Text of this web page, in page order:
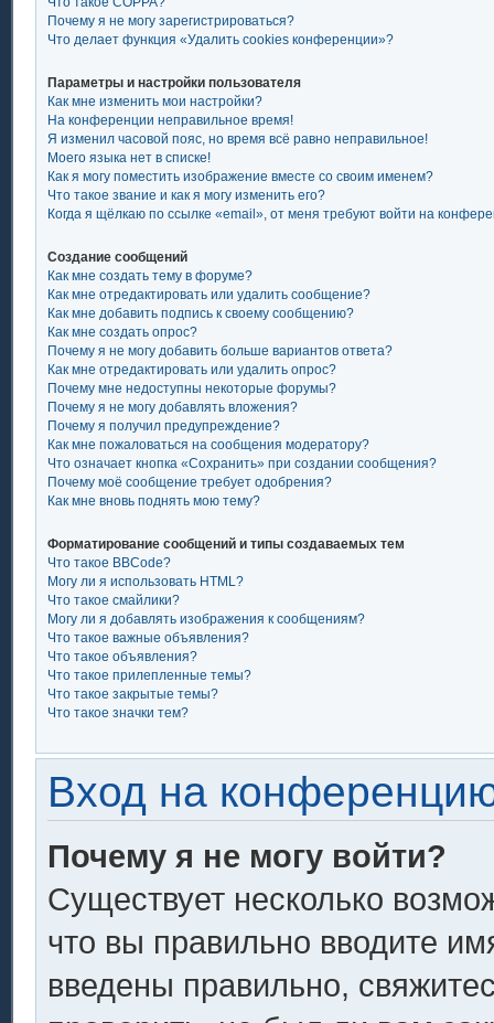
Почему я не могу зарегистрироваться?
Что делает функция «Удалить cookies конференции»?
Параметры и настройки пользователя
Как мне изменить мои настройки?
На конференции неправильное время!
Я изменил часовой пояс, но время всё равно неправильное!
Моего языка нет в списке!
Как я могу поместить изображение вместе со своим именем?
Что такое звание и как я могу изменить его?
Когда я щёлкаю по ссылке «email», от меня требуют войти на
Создание сообщений
Как мне создать тему в форуме?
Как мне отредактировать или удалить сообщение?
Как мне добавить подпись к своему сообщению?
Как мне создать опрос?
Почему я не могу добавить больше вариантов ответа?
Как мне отредактировать или удалить опрос?
Почему мне недоступны некоторые форумы?
Почему я не могу добавлять вложения?
Почему я получил предупреждение?
Как мне пожаловаться на сообщения модератору?
Что означает кнопка «Сохранить» при создании сообщения?
Почему моё сообщение требует одобрения?
Как мне вновь поднять мою тему?
Форматирование сообщений и типы создаваемых тем
Что такое BBCode?
Могу ли я использовать HTML?
Что такое смайлики?
Могу ли я добавлять изображения к сообщениям?
Что такое важные объявления?
Что такое объявления?
Что такое прилепленные темы?
Что такое закрытые темы?
Что такое значки тем?
Вход на
Почему я не могу войти?
Существует несколько
что вы правильно вводите
введены правильно,